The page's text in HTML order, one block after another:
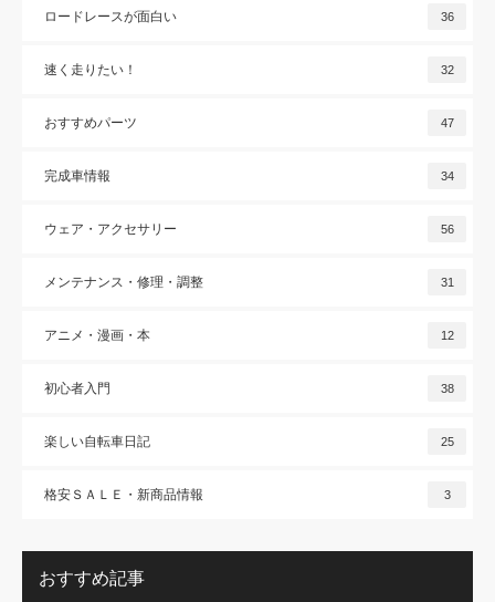
ロードレースが面白い 36
速く走りたい！ 32
おすすめパーツ 47
完成車情報 34
ウェア・アクセサリー 56
メンテナンス・修理・調整 31
アニメ・漫画・本 12
初心者入門 38
楽しい自転車日記 25
格安ＳＡＬＥ・新商品情報 3
おすすめ記事